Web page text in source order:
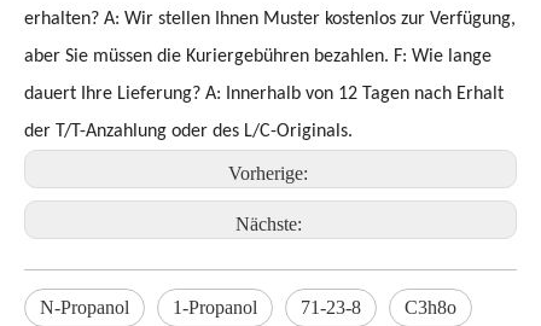
erhalten? A: Wir stellen Ihnen Muster kostenlos zur Verfügung,
aber Sie müssen die Kuriergebühren bezahlen. F: Wie lange
dauert Ihre Lieferung? A: Innerhalb von 12 Tagen nach Erhalt
der T/T-Anzahlung oder des L/C-Originals.
Vorherige:
Nächste:
N-Propanol 1-Propanol 71-23-8 C3h8o